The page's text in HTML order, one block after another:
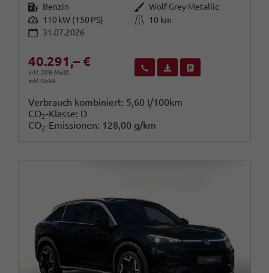
Kraftstoff Benzin Außenfarbe Wolf Grey Metallic
Leistung 110 kW (150 PS) Kilometerstand
10 km
31.07.2026
40.291,– €
inkl. 20% MwSt.
inkl. NoVA
Wir rufen Sie anFahrzeugexposé (PDF)
Verbrauch kombiniert: 5,60 l/100km
CO2-Klasse: D
CO2-Emissionen: 128,00 g/km